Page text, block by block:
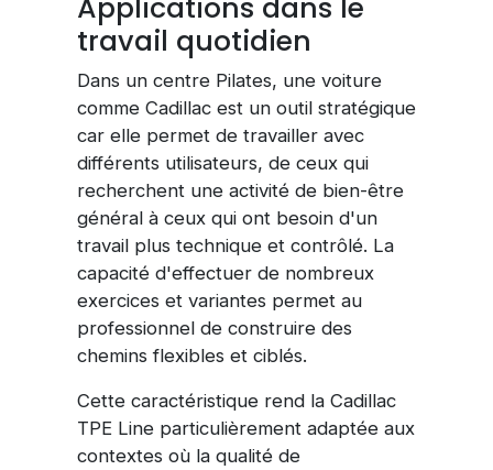
Applications dans le
travail quotidien
Dans un centre Pilates, une voiture
comme Cadillac est un outil stratégique
car elle permet de travailler avec
différents utilisateurs, de ceux qui
recherchent une activité de bien-être
général à ceux qui ont besoin d'un
travail plus technique et contrôlé. La
capacité d'effectuer de nombreux
exercices et variantes permet au
professionnel de construire des
chemins flexibles et ciblés.
Cette caractéristique rend la Cadillac
TPE Line particulièrement adaptée aux
contextes où la qualité de